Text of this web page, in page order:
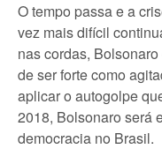
O tempo passa e a
vez mais difícil
nas cordas,
de ser forte como
aplicar o autogolpe
2018, Bolsonaro será
democracia no Brasil.